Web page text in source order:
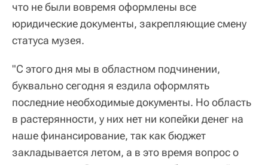
что не были вовремя оформлены все
юридические документы, закрепляющие смену
статуса музея.
"С этого дня мы в областном подчинении,
буквально сегодня я ездила оформлять
последние необходимые документы. Но область
в растерянности, у них нет ни копейки денег на
наше финансирование, так как бюджет
закладывается летом, а в это время вопрос о